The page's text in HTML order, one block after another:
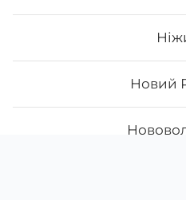
Новий